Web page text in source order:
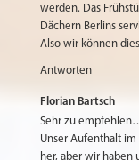
werden. Das
Dächern Berlins
Also wir können
Antworten
Florian Bartsch
Sehr zu
Unser Aufenthalt
her, aber wir